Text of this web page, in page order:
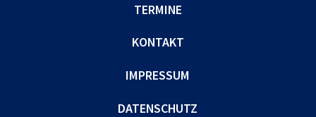
TERMINE
KONTAKT
IMPRESSUM
DATENSCHUTZ